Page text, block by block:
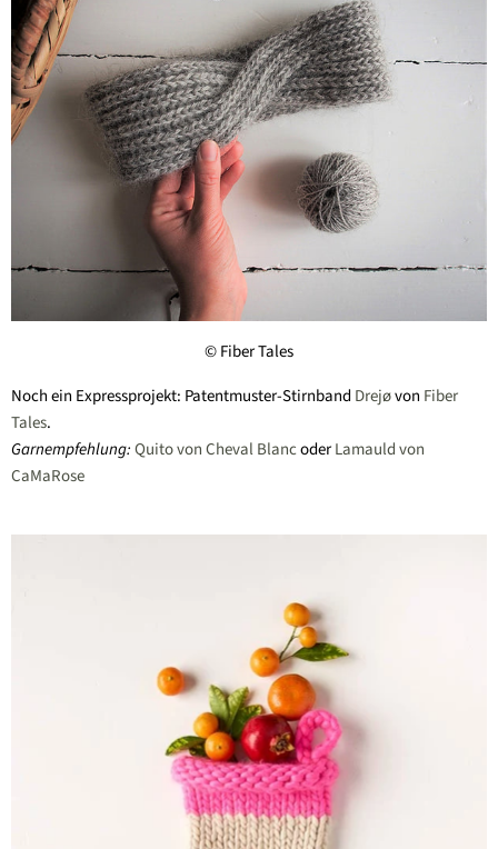
© Fiber Tales
Noch ein Expressprojekt: Patentmuster-StirnbandDrejøvon Fiber
Tales.
Garnempfehlung:Quito von Cheval BlancoderLamauld von
CaMaRose